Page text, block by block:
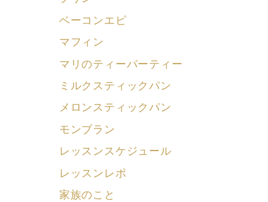
ベーコンエピ
マフィン
マリのティーパーティー
ミルクスティックパン
メロンスティックパン
モンブラン
レッスンスケジュール
レッスンレポ
家族のこと